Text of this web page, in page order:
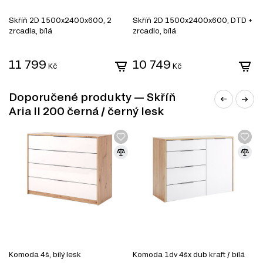
MDF
MDF je jedním z nejoblíbenějších materiálů v
nábytkářském průmyslu. Vyrábí se z dřevěných vláken
lisováním pod vysokým tlakem a teplotou za přidání
Vlastnosti MDF:
Skříň 2D 1500x2400x600, 2
zrcadla, bílá
11 799 Kč
Skříň 2D 1500x2400x600, DTD +
zrcadlo, bílá
10 749 Kč
Doporučené produkty — Skříň
Aria II 200 černá / černý lesk
Komoda 4š, bílý lesk Komoda 1dv 4šx dub kraft / bílá